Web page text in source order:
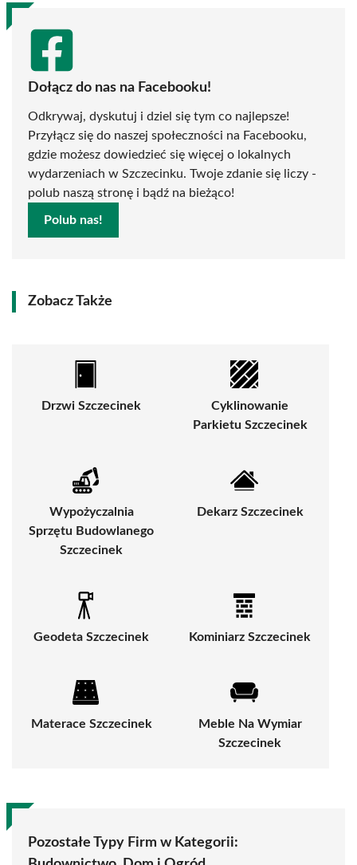
Dołącz do nas na Facebooku!
Odkrywaj, dyskutuj i dziel się tym co najlepsze!
Przyłącz się do naszej społeczności na Facebooku,
gdzie możesz dowiedzieć się więcej o lokalnych
wydarzeniach w Szczecinku. Twoje zdanie się liczy -
polub naszą stronę i bądź na bieżąco!
Polub nas!
Zobacz Także
Drzwi Szczecinek
Cyklinowanie
Parkietu Szczecinek
Wypożyczalnia
Sprzętu Budowlanego
Szczecinek
Dekarz Szczecinek
Geodeta Szczecinek Kominiarz Szczecinek
Materace Szczecinek
Meble Na Wymiar
Szczecinek
Pozostałe Typy Firm w Kategorii: